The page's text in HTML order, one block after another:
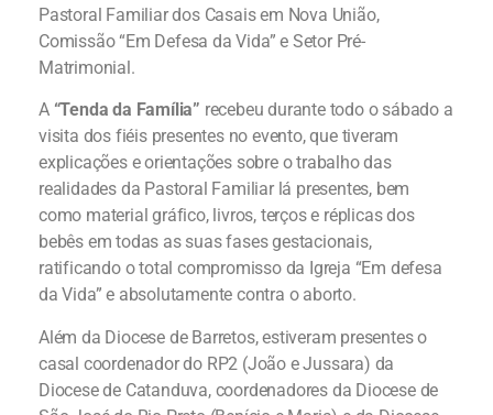
Pastoral Familiar dos Casais em Nova União,
Comissão “Em Defesa da Vida” e Setor Pré-
Matrimonial.
A “Tenda da Família” recebeu durante todo o sábado a
visita dos fiéis presentes no evento, que tiveram
explicações e orientações sobre o trabalho das
realidades da Pastoral Familiar lá presentes, bem
como material gráfico, livros, terços e réplicas dos
bebês em todas as suas fases gestacionais,
ratificando o total compromisso da Igreja “Em defesa
da Vida” e absolutamente contra o aborto.
Além da Diocese de Barretos, estiveram presentes o
casal coordenador do RP2 (João e Jussara) da
Diocese de Catanduva, coordenadores da Diocese de